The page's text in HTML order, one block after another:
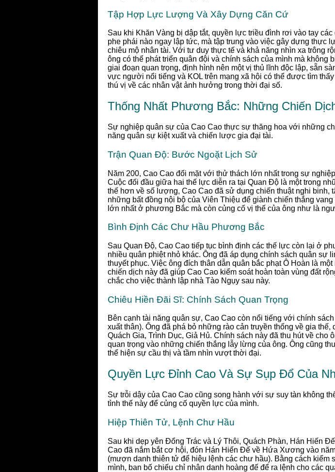
Tập Hợp Lực Lượng Và Xây Dựng Căn Cứ
Sau khi Khăn Vàng bị dập tắt, quyền lực triều đình rơi vào tay
phe phái nào ngay lập tức, mà tập trung vào việc gây dựng thực
chiêu mộ nhân tài. Với tư duy thực tế và khả năng nhìn xa trông
ông có thể phát triển quân đội và chính sách của mình mà
giai đoạn quan trọng, định hình nên một vị thủ lĩnh độc lập, sẵn
vực người nổi tiếng và KOL trên mạng xã hội có thể được tìm thấy
thú vị về các nhân vật ảnh hưởng trong thời đại số.
Thống Nhất Phương Bắc: Những Chiến
Sự nghiệp quân sự của Cao Cao thực sự thăng hoa với những
năng quân sự kiệt xuất và chiến lược gia đại tài.
Trận Quan Độ: Bước Ngoặt Lịch Sử
Năm 200, Cao Cao đối mặt với thử thách lớn nhất trong sự
Cuộc đối đầu giữa hai thế lực diễn ra tại Quan Độ là một trong
thế hơn về số lượng, Cao Cao đã sử dụng chiến thuật nghi
những bất đồng nội bộ của Viên Thiệu để giành chiến thắng
lớn nhất ở phương Bắc mà còn củng cố vị thế của ông như là
Bình Định Các Chư Hầu Phương Bắc
Sau Quan Độ, Cao Cao tiếp tục bình định các thế lực còn lại ở
nhiều quân phiệt nhỏ khác. Ông đã áp dụng chính sách quân sự
thuyết phục. Việc ông đích thân dẫn quân bắc phạt Ô Hoàn là
chiến dịch này đã giúp Cao Cao kiểm soát hoàn toàn vùng đất
chắc cho việc thành lập nhà Tào Ngụy sau này.
Chiêu Hiền Đãi Sĩ: Chính Sách Quan Trọng
Bên cạnh tài năng quân sự, Cao Cao còn nổi tiếng với chính
xuất thân). Ông đã phá bỏ những rào cản truyền thống về gia
Quách Gia, Trình Dục, Giả Hủ. Chính sách này đã thu hút về
quan trọng vào những chiến thắng lẫy lừng của ông. Ông cũng
thể hiện sự cầu thị và tầm nhìn vượt thời đại.
Quyền Lực Đỉnh Cao Và Sự Sụp Đổ Của
Sự trỗi dậy của Cao Cao cũng song hành với sự suy tàn không
tình thế này để củng cố quyền lực của mình.
Hiệp Thiên Tử, Lệnh Chư Hầu
Sau khi dẹp yên Đổng Trác và Lý Thôi, Quách Phàn, Hán Hiến
Cao đã nắm bắt cơ hội, đón Hán Hiến Đế về Hứa Xương vào
(mượn danh thiên tử để hiệu lệnh các chư hầu). Bằng cách
mình, ban bố chiếu chỉ nhân danh hoàng đế để ra lệnh cho các